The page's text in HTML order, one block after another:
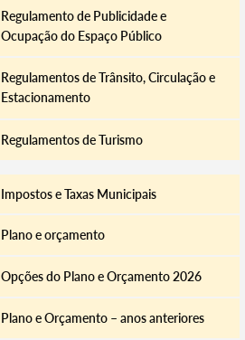
Regulamento de Publicidade e
Ocupação do Espaço Público
Regulamentos de Trânsito, Circulação e
Estacionamento
Regulamentos de Turismo
Impostos e Taxas Municipais
Plano e orçamento
Opções do Plano e Orçamento 2026
Plano e Orçamento – anos anteriores